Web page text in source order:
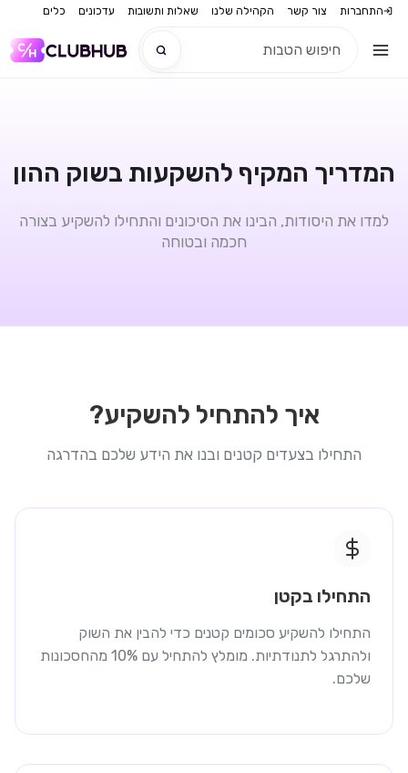
התחברות צור קשר הקהילה שלנו שאלות ותשובות עדכונים כלים
המדריך המקיף להשקעות בשוק ההון
למדו את היסודות, הבינו את הסיכונים והתחילו להשקיע בצורה
חכמה ובטוחה
איך להתחיל להשקיע?
התחילו בצעדים קטנים ובנו את הידע שלכם בהדרגה
התחילו בקטן
התחילו להשקיע סכומים קטנים כדי להבין את השוק
ולהתרגל לתנודתיות. מומלץ להתחיל עם 10% מהחסכונות
שלכם.